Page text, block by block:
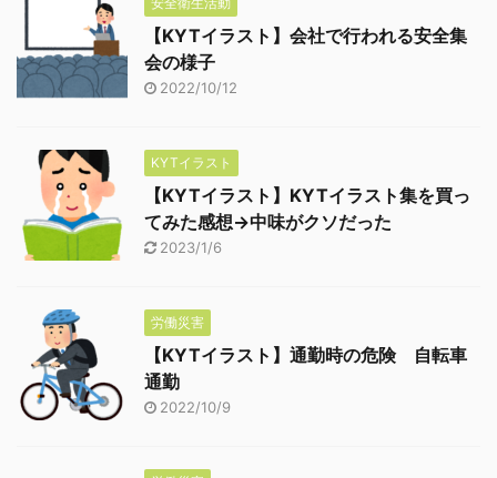
【KYTイラスト】会社で行われる安全集
会の様子
2022/10/12
KYTイラスト
【KYTイラスト】KYTイラスト集を買っ
てみた感想→中味がクソだった
2023/1/6
労働災害
【KYTイラスト】通勤時の危険 自転車
通勤
2022/10/9